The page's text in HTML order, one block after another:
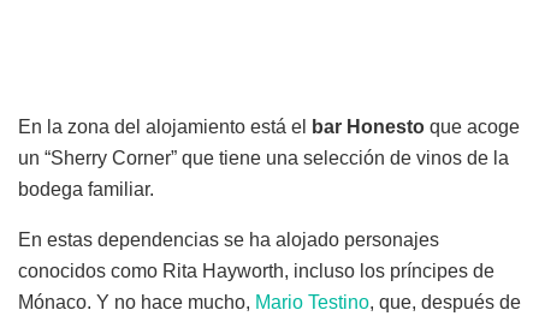
En la zona del alojamiento está el bar Honesto que acoge
un “Sherry Corner” que tiene una selección de vinos de la
bodega familiar.
En estas dependencias se ha alojado personajes
conocidos como Rita Hayworth, incluso los príncipes de
Mónaco. Y no hace mucho, Mario Testino, que, después de